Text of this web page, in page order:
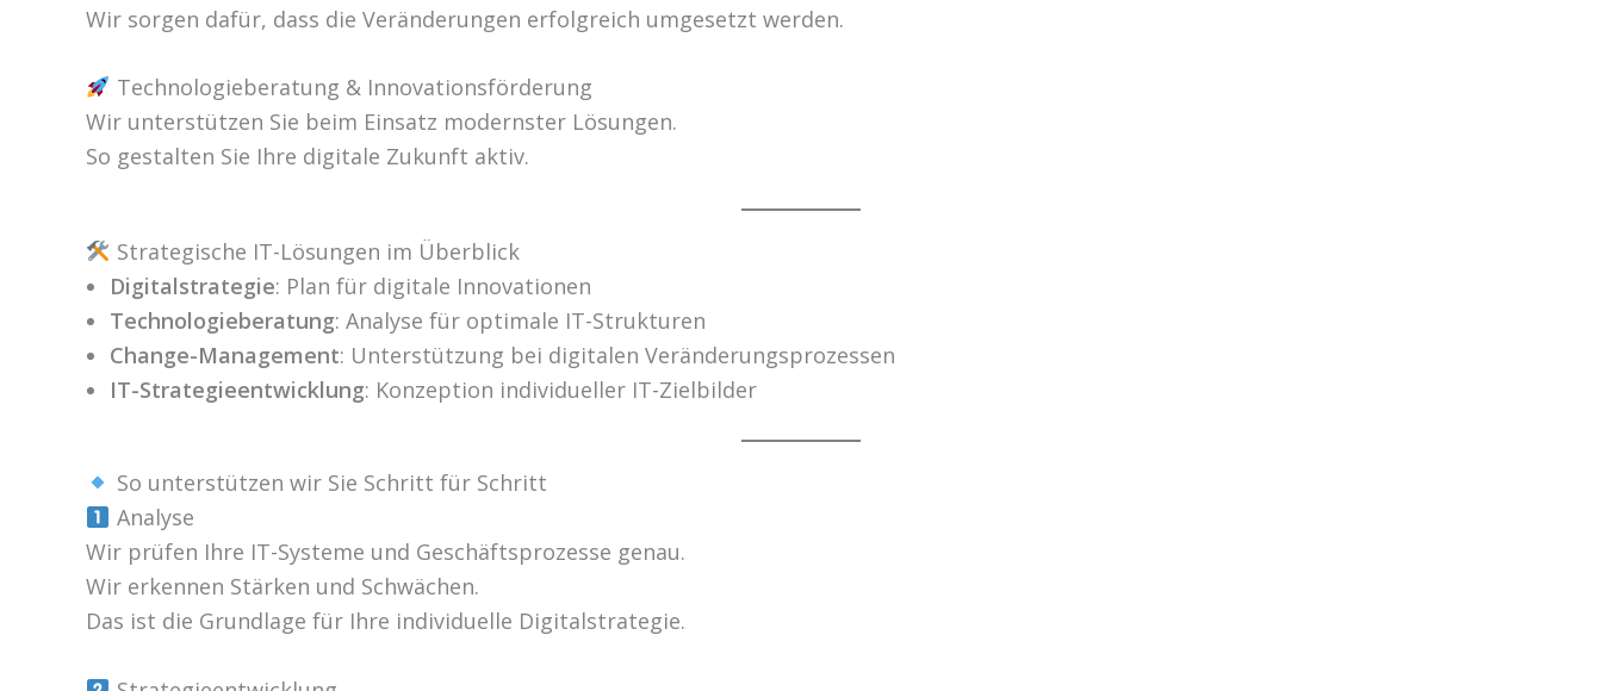
Wir sorgen dafür, dass die Veränderungen erfolgreich umgesetzt werden.
Technologieberatung & Innovationsförderung
Wir unterstützen Sie beim Einsatz modernster Lösungen.
So gestalten Sie Ihre digitale Zukunft aktiv.
Strategische IT-Lösungen im Überblick
Digitalstrategie: Plan für digitale Innovationen
Technologieberatung: Analyse für optimale IT-Strukturen
Change-Management: Unterstützung bei digitalen Veränderungsprozessen
IT-Strategieentwicklung: Konzeption individueller IT-Zielbilder
So unterstützen wir Sie Schritt für Schritt
Analyse
Wir prüfen Ihre IT-Systeme und Geschäftsprozesse genau.
Wir erkennen Stärken und Schwächen.
Das ist die Grundlage für Ihre individuelle Digitalstrategie.